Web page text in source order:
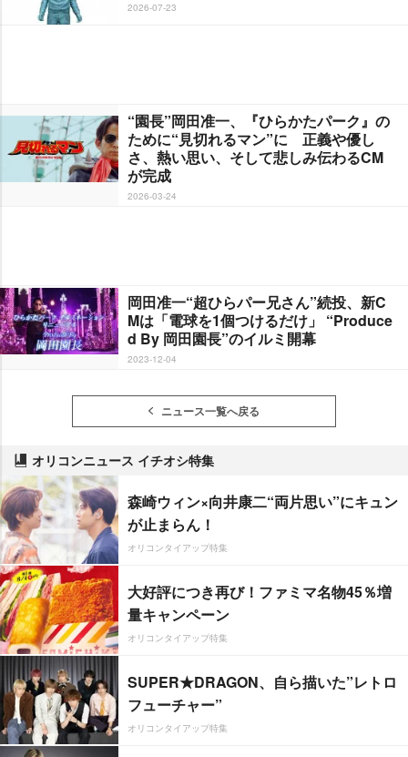
2026-07-23
“園長”岡田准一、『ひらかたパーク』の
ために“見切れるマン”に 正義や優し
さ、熱い思い、そして悲しみ伝わるCM
が完成
2026-03-24
岡田准一“超ひらパー兄さん”続投、新C
Mは「電球を1個つけるだけ」 “Produce
d By 岡田園長”のイルミ開幕
2023-12-04
ニュース一覧へ戻る
オリコンニュース イチオシ特集
森崎ウィン×向井康二“両片思い”にキュン
が止まらん！
オリコンタイアップ特集
大好評につき再び！ファミマ名物45％増
量キャンペーン
オリコンタイアップ特集
SUPER★DRAGON、自ら描いた”レトロ
フューチャー”
オリコンタイアップ特集